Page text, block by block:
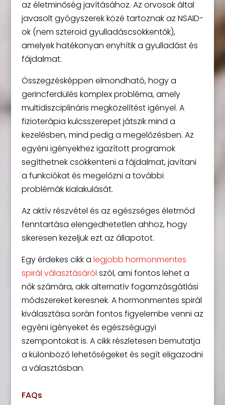
az életminőség javításához. Az orvosok által
javasolt gyógyszerek közé tartoznak az NSAID-
ok (nem szteroid gyulladáscsökkentők),
amelyek hatékonyan enyhítik a gyulladást és
fájdalmat.
Összegzésképpen elmondható, hogy a
gerincferdülés komplex probléma, amely
multidiszciplináris megközelítést igényel. A
fizioterápia kulcsszerepet játszik mind a
kezelésben, mind pedig a megelőzésben. Az
egyéni igényekhez igazított programok
segíthetnek csökkenteni a fájdalmat, javítani
a funkciókat és megelőzni a további
problémák kialakulását.
Az aktív részvétel és az egészséges életmód
fenntartása elengedhetetlen ahhoz, hogy
sikeresen kezeljük ezt az állapotot.
Egy érdekes cikk a legjobb hormonmentes
spirál választásáról szól, ami fontos lehet a
nők számára, akik alternatív fogamzásgátlási
módszereket keresnek. A hormonmentes spirál
kiválasztása során fontos figyelembe venni az
egyéni igényeket és egészségügyi
szempontokat is. A cikk részletesen bemutatja
a különböző lehetőségeket és segít eligazodni
a választásban.
FAQs